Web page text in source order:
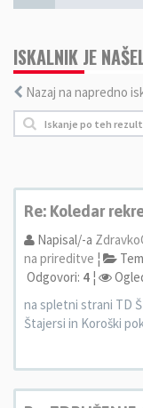
ISKALNIK JE
Nazaj na napredno
Re: Koledar
Napisal/-a
na prireditve ¦
Odgovori: 4 ¦
na spletni strani TD
Štajersi in Koroški